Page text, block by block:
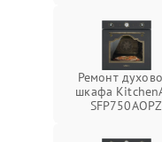
Ремонт
шкафа
SFP750AOPZ